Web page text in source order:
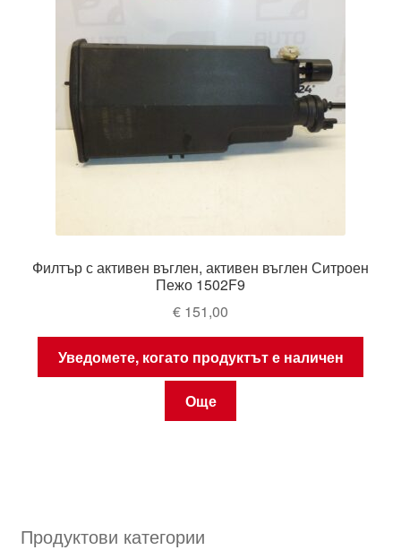
Филтър с активен въглен, активен въглен Ситроен
Пежо 1502F9
€ 151,00
Уведомете, когато продуктът е наличен
Още
Продуктови категории